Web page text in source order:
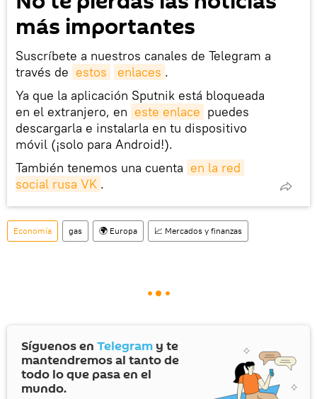
más importantes
Suscríbete a nuestros canales de Telegram a
través de estos enlaces .
Ya que la aplicación Sputnik está bloqueada
en el extranjero, en este enlace puedes
descargarla e instalarla en tu dispositivo
móvil (¡solo para Android!).
También tenemos una cuenta en la red
social rusa VK .
Economía gas 🌍 Europa 📈 Mercados y finanzas
Síguenos en Telegram y te
mantendremos al tanto de
todo lo que pasa en el
mundo.